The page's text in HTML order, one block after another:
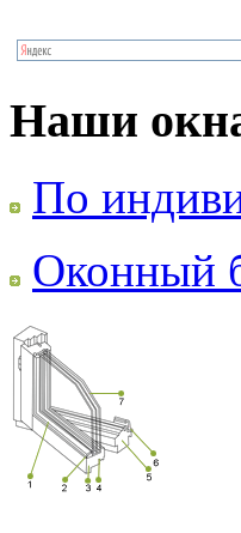
Наши
По
Оконный